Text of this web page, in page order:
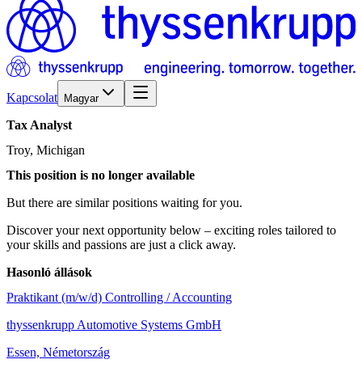
Kapcsolat Magyar
Tax Analyst
Troy, Michigan
This position is no longer available
But there are similar positions waiting for you.
Discover your next opportunity below – exciting roles tailored to
your skills and passions are just a click away.
Hasonló állások
Praktikant (m/w/d) Controlling / Accounting
thyssenkrupp Automotive Systems GmbH
Essen, Németország